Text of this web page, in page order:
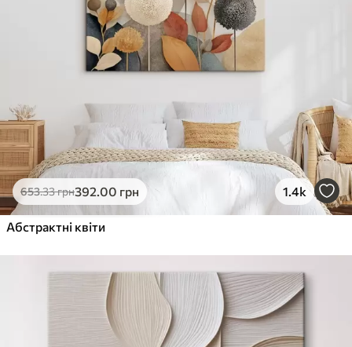
653.33грн392.00 грн 1.4k
Абстрактні квіти